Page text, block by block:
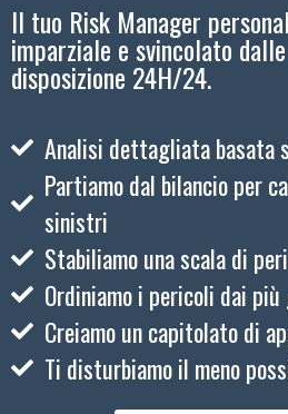
Il tuo Risk Manager
imparziale e svincolato
disposizione 24H/24.
Analisi dettagliata basata
Partiamo dal bilancio per
sinistri
Stabiliamo una scala di
Ordiniamo i pericoli dai
Creiamo un capitolato di
Ti disturbiamo il meno